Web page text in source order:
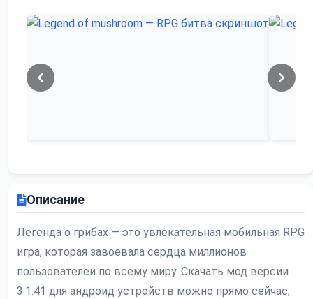
Описание
Легенда о грибах — это увлекательная мобильная RPG
игра, которая завоевала сердца миллионов
пользователей по всему миру. Скачать мод версии
3.1.41 для андроид устройств можно прямо сейчас,